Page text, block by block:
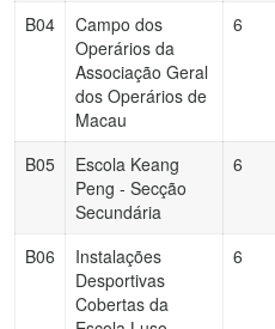
B04
Campo dos
Operários da
Associação Geral
dos Operários de
Macau
6
B05
Escola Keang
Peng - Secção
Secundária
6
B06
Instalações
Desportivas
Cobertas da
6